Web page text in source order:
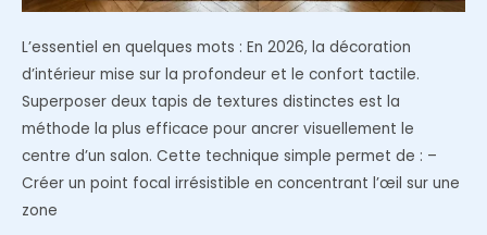
L’essentiel en quelques mots : En 2026, la décoration
d’intérieur mise sur la profondeur et le confort tactile.
Superposer deux tapis de textures distinctes est la
méthode la plus efficace pour ancrer visuellement le
centre d’un salon. Cette technique simple permet de : –
Créer un point focal irrésistible en concentrant l’œil sur une
zone